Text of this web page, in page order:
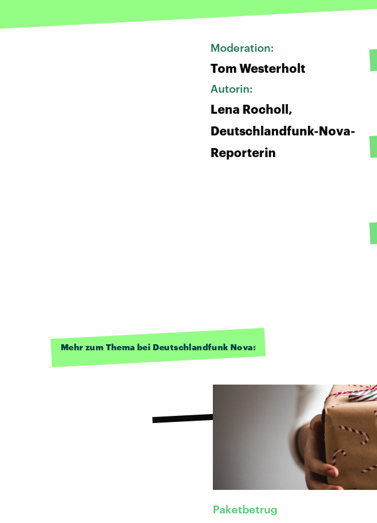
Moderation:
Tom Westerholt
Autorin:
Lena Rocholl,
Deutschlandfunk-Nova-
Reporterin
Mehr zum Thema bei Deutschlandfunk Nova:
Paketbetrug